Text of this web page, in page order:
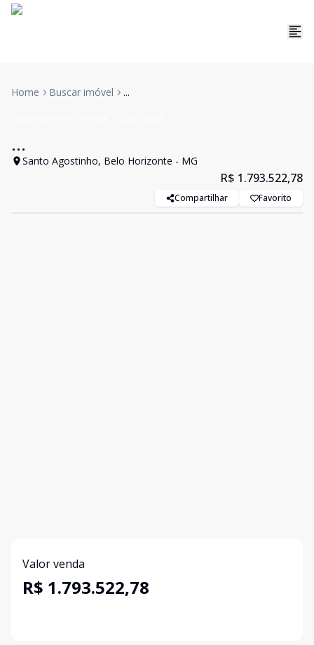
Home Buscar imóvel ...
...
Santo Agostinho, Belo Horizonte - MG
R$ 1.793.522,78
Compartilhar Favorito
Valor venda
R$ 1.793.522,78